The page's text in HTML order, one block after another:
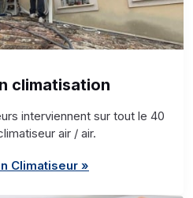
climatisation
interviennent sur tout le 40
air / air.
Climatiseur »